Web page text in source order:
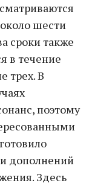
шести
сроки также
в течение
трех. В
поэтому
дополнений
Здесь